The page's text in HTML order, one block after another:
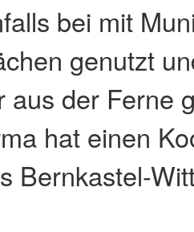
bei mit
genutzt
aus der Ferne
hat einen
Bernkastel-